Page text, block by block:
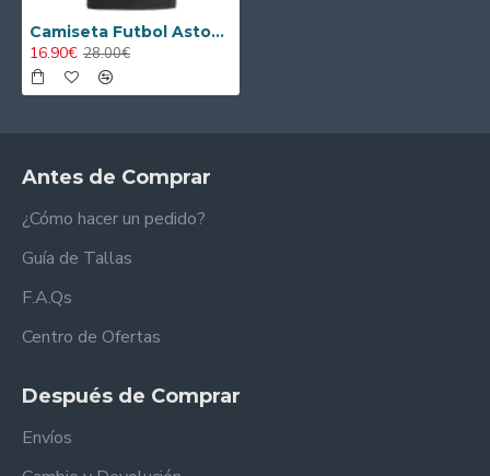
Camiseta Futbol Aston Villa Segunda Equipación 2025/26
16.90€ 28.00€
Antes de Comprar
¿Cómo hacer un pedido?
Guía de Tallas
F.A.Qs
Centro de Ofertas
Después de Comprar
Envíos